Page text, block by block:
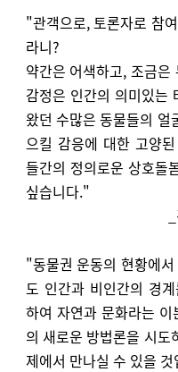
"관객으로, 토론자로 참
라니?
약간은 어색하고, 조금
감정은 인간의 의미있는
왔던 수많은 동물들의 얼
으킬 감응에 대한 고양
들간의 정의로운 상호돌
싶습니다."
"동물권 운동의 현황에
도 인간과 비인간의 경
하여 자연과 문화라는
의 새로운 방법론을 시
제에서 만나실 수 있을